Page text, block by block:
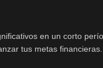
en un corto
tus metas financieras.